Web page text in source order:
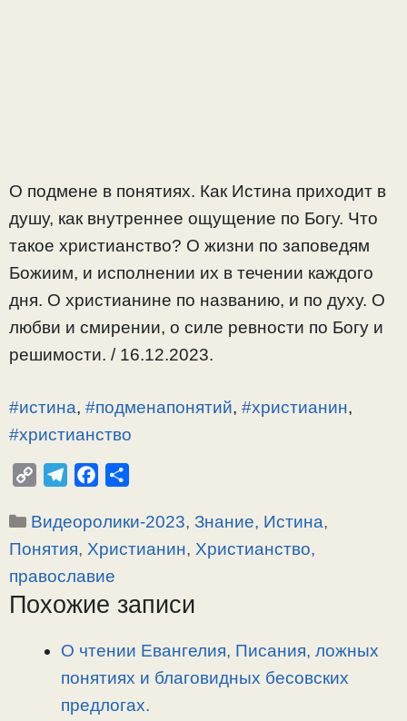
О подмене в понятиях. Как Истина приходит в
душу, как внутреннее ощущение по Богу. Что
такое христианство? О жизни по заповедям
Божиим, и исполнении их в течении каждого
дня. О христианине по названию, и по духу. О
любви и смирении, о силе ревности по Богу и
решимости. / 16.12.2023.
#истина, #подменапонятий, #христианин,
#христианство
p
y
n
l
e
a
c
e
o
п
р
и
Рубрики
Видеоролики-2023,Знание, Истина,
Понятия, Христианин, Христианство,
православие
Похожие записи
О чтении Евангелия, Писания, ложных
понятиях и благовидных бесовских
предлогах.